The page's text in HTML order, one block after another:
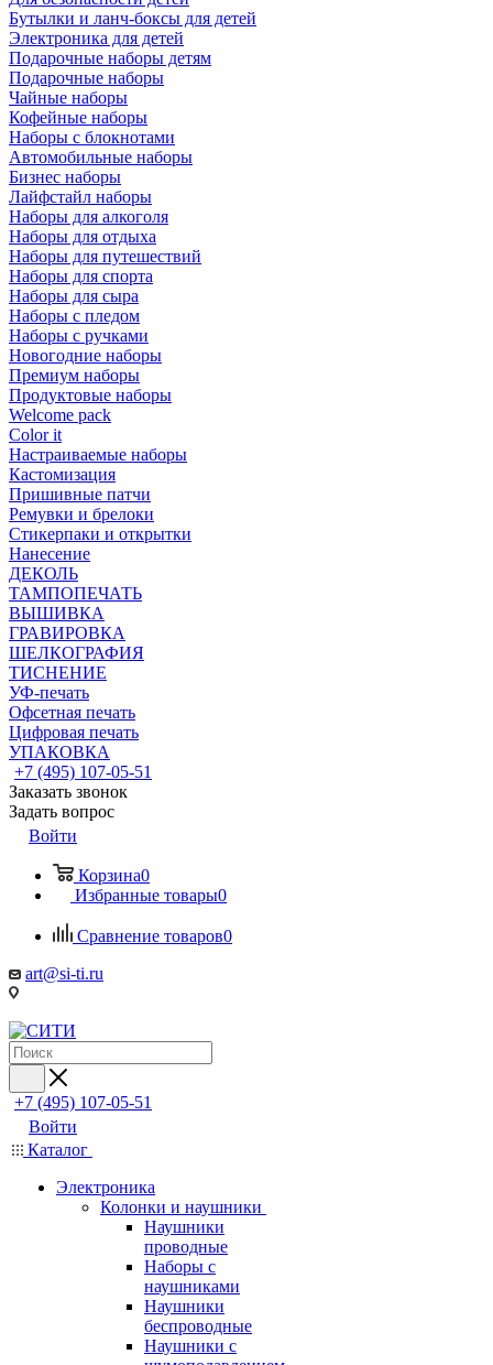
Бутылки и ланч-боксы для детей
Электроника для детей
Подарочные наборы детям
Подарочные наборы
Чайные наборы
Кофейные наборы
Наборы с блокнотами
Автомобильные наборы
Бизнес наборы
Лайфстайл наборы
Наборы для алкоголя
Наборы для отдыха
Наборы для путешествий
Наборы для спорта
Наборы для сыра
Наборы с пледом
Наборы с ручками
Новогодние наборы
Премиум наборы
Продуктовые наборы
Welcome pack
Color it
Настраиваемые наборы
Кастомизация
Пришивные патчи
Ремувки и брелоки
Стикерпаки и открытки
Нанесение
ДЕКОЛЬ
ТАМПОПЕЧАТЬ
ВЫШИВКА
ГРАВИРОВКА
ШЕЛКОГРАФИЯ
ТИСНЕНИЕ
УФ-печать
Офсетная печать
Цифровая печать
УПАКОВКА
+7 (495) 107-05-51
Заказать звонок
Задать вопрос
Войти
Корзина0
Избранные товары0
Сравнение товаров0
art@si-ti.ru
+7 (495) 107-05-51
Войти
Каталог
Электроника
Колонки и наушники
Наушники
проводные
Наборы с
наушниками
Наушники
беспроводные
Наушники с